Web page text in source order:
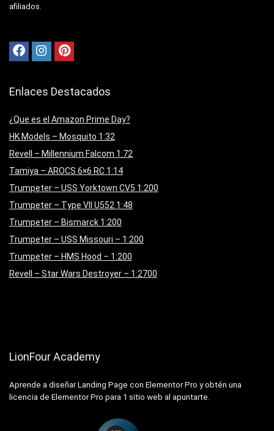
afiliados.
Enlaces Destacados
¿Que es el Amazon Prime Day?
HK Models – Mosquito 1:32
Revell – Millennium Falcom 1:72
Tamiya – AROCS 6×6 RC 1:14
Trumpeter – USS Yorktown CV5 1:200
Trumpeter – Type VII U552 1:48
Trumpeter – Bismarck 1:200
Trumpeter – USS Missouri – 1:200
Trumpeter – HMS Hood – 1:200
Revell – Star Wars Destroyer – 1:2700
LionFour Academy
Aprende a diseñar Landing Page con Elementor Pro y obtén una
licencia de Elementor Pro para 1 sitio web al apuntarte.